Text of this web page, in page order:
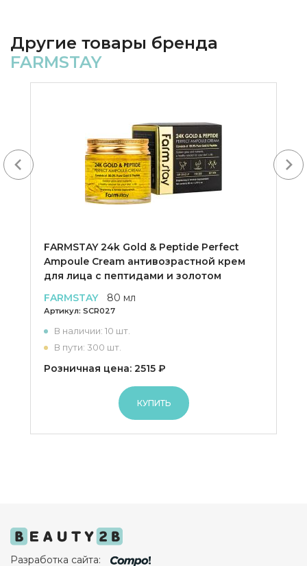
Другие товары бренда
FARMSTAY
FARMSTAY 24k Gold & Peptide Perfect
Ampoule Cream антивозрастной крем
для лица с пептидами и золотом
FARMSTAY
80 мл
Артикул: SCR027
В наличии: 10 шт.
В пути: 300 шт.
Розничная цена: 2515 ₽
КУПИТЬ
Next
Разработка сайта: